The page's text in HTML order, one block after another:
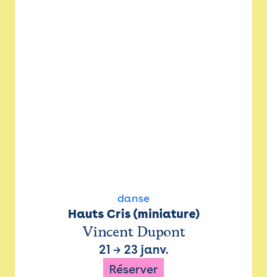
danse
Hauts Cris (miniature)
Vincent Dupont
21 → 23 janv.
Réserver